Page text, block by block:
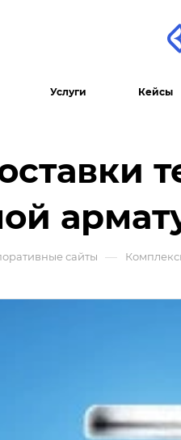
Услуги Кейсы
сайты —